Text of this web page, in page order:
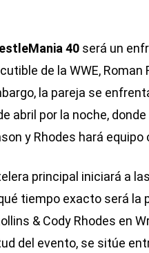
40 será un
de la WWE, Roman
la pareja se
abril por la noche,
y Rhodes hará equipo
principal iniciará a
tiempo exacto será la
& Cody Rhodes en
del evento, se sitúe